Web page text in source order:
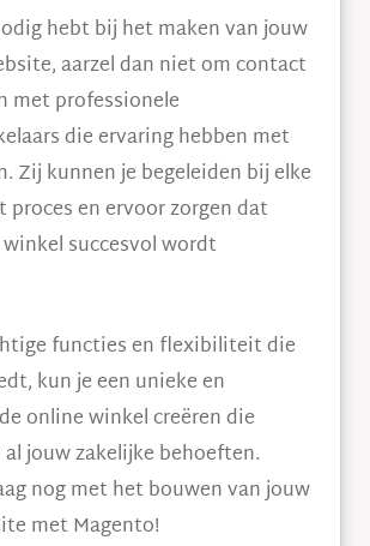
hebt bij het maken van jouw
aarzel dan niet om contact
met professionele
die ervaring hebben met
Zij kunnen je begeleiden bij elke
proces en ervoor zorgen dat
succesvol wordt
functies en flexibiliteit die
kun je een unieke en
online winkel creëren die
jouw zakelijke behoeften.
nog met het bouwen van jouw
met Magento!